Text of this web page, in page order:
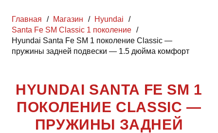
Главная / Магазин / Hyundai
/
Santa Fe SM Classic 1 поколение /
Hyundai Santa Fe SM 1 поколение Classic —
пружины задней подвески — 1.5 дюйма комфорт
HYUNDAI SANTA FE SM 1
ПОКОЛЕНИЕ CLASSIC —
ПРУЖИНЫ ЗАДНЕЙ